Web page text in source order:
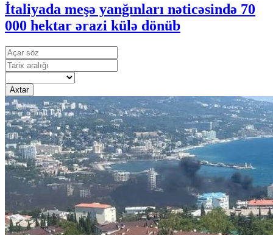
İtaliyada meşə yanğınları nəticəsində 70
000 hektar ərazi külə dönüb
Axtar